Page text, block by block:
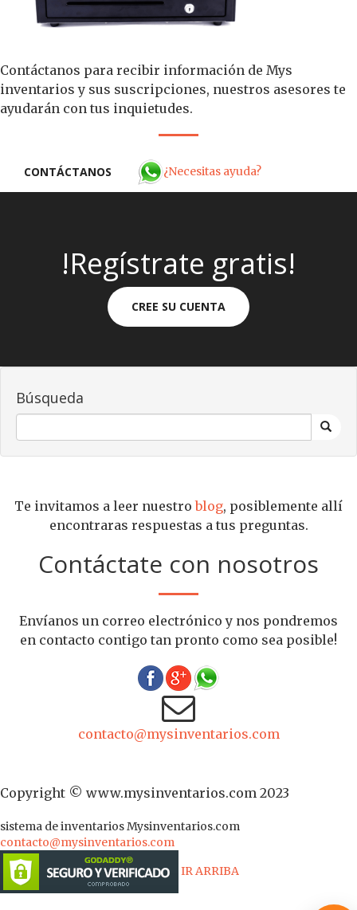
Contáctanos para recibir información de Mys
inventarios y sus suscripciones, nuestros asesores te
ayudarán con tus inquietudes.
CONTÁCTANOS ¿Necesitas ayuda?
!Regístrate gratis!
CREE SU CUENTA
Búsqueda
Te invitamos a leer nuestroblog, posiblemente allí
encontraras respuestas a tus preguntas.
Contáctate con nosotros
Envíanos un correo electrónico y nos pondremos
en contacto contigo tan pronto como sea posible!
contacto@mysinventarios.com
Copyright © www.mysinventarios.com 2023
sistema de inventariosMysinventarios.com
contacto@mysinventarios.com
IR ARRIBA